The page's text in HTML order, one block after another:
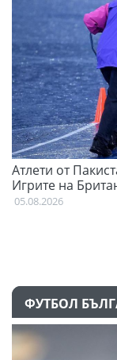
Атлети от
Игрите на
05.08.2026
ФУТБОЛ